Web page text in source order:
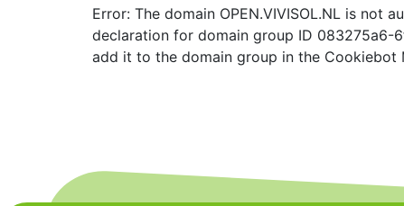
Error: The domain OPEN.VIVISOL.NL is not
declaration for domain group ID 083275a6-
add it to the domain group in the Cookiebot